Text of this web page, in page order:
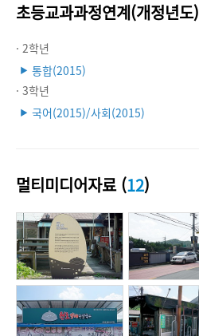
초등교과과정연계(개정년도)
· 2학년
▶ 통합(2015)
· 3학년
▶ 국어(2015)/사회(2015)
멀티미디어자료 (12)